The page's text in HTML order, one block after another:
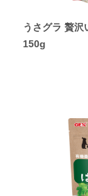
うさグラ 贅沢
150g